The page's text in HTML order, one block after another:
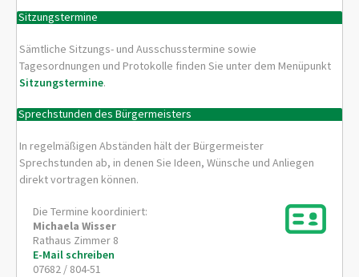
Sitzungstermine
Sämtliche Sitzungs- und Ausschusstermine sowie
Tagesordnungen und Protokolle finden Sie unter dem Menüpunkt
Sitzungstermine.
Sprechstunden des Bürgermeisters
In regelmäßigen Abständen hält der Bürgermeister
Sprechstunden ab, in denen Sie Ideen, Wünsche und Anliegen
direkt vortragen können.
Die Termine koordiniert:
Michaela Wisser
Rathaus Zimmer 8
E-Mail schreiben
07682 / 804-51